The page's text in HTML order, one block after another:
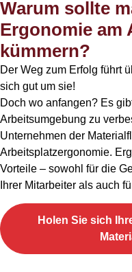
Warum sollte
Ergonomie am
kümmern?
Der Weg zum Erfolg führt
sich gut um sie!
Doch wo anfangen? Es
Arbeitsumgebung zu
Unternehmen der
Arbeitsplatzergonomie.
Vorteile – sowohl für die
Ihrer Mitarbeiter als auch
Holen Sie sich